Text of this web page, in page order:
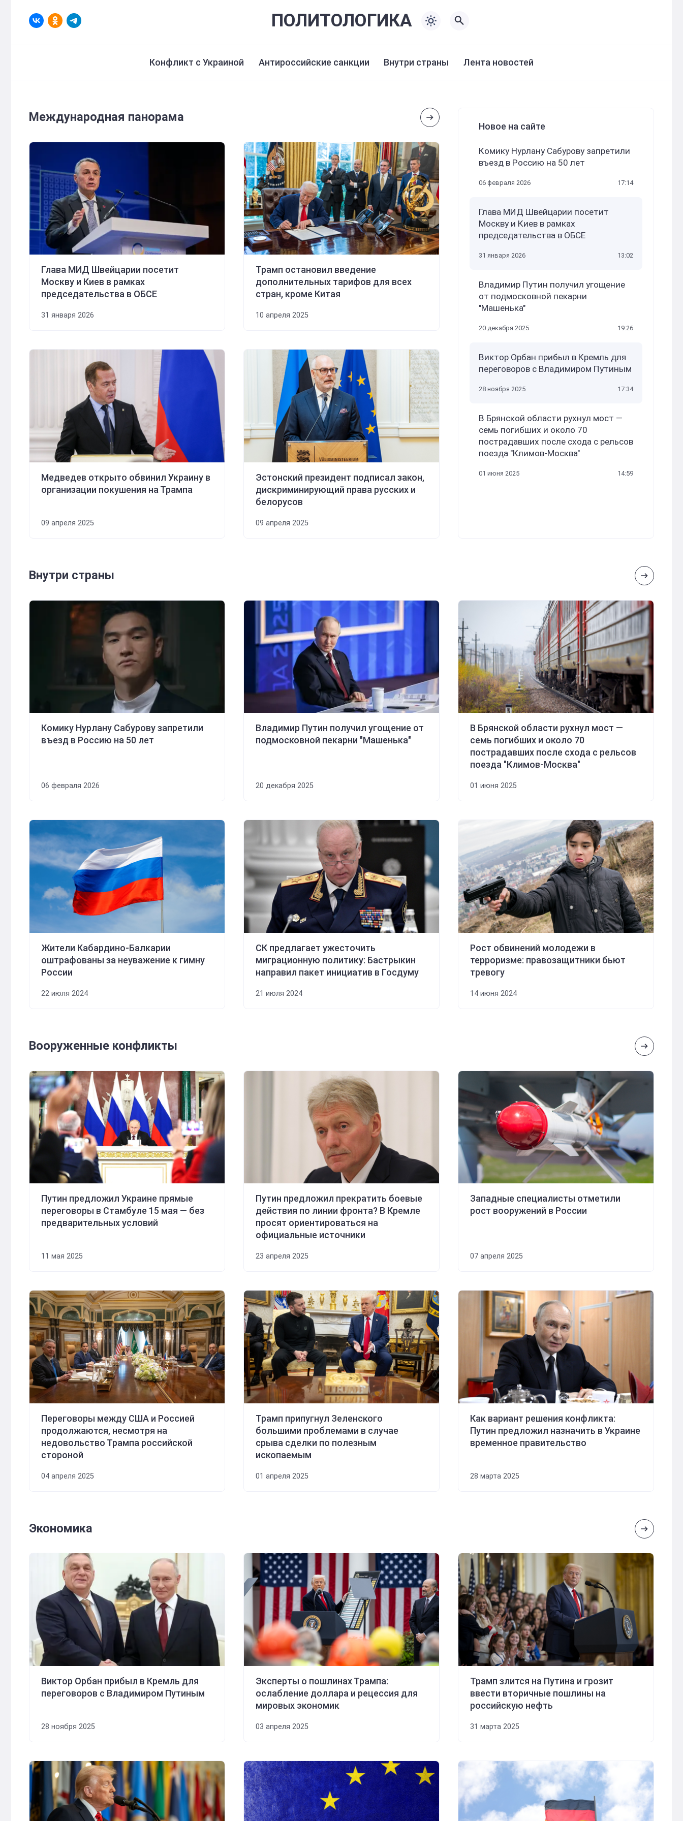
ПОЛИТОЛОГИКА
Конфликт с Украиной Антироссийские санкции Внутри страны Лента новостей
Новое на сайте
Комику Нурлану Сабурову запретили
въезд в Россию на 50 лет
06 февраля 2026 17:14
Глава МИД Швейцарии посетит
Москву и Киев в рамках
председательства в ОБСЕ
31 января 2026 13:02
Владимир Путин получил угощение
от подмосковной пекарни
"Машенька"
20 декабря 2025 19:26
Виктор Орбан прибыл в Кремль для
переговоров с Владимиром Путиным
28 ноября 2025 17:34
В Брянской области рухнул мост —
семь погибших и около 70
пострадавших после схода с рельсов
поезда "Климов-Москва"
01 июня 2025 14:59
Международная панорама
Глава МИД Швейцарии посетит
Москву и Киев в рамках
председательства в ОБСЕ
31 января 2026
Трамп остановил введение
дополнительных тарифов для всех
стран, кроме Китая
10 апреля 2025
Медведев открыто обвинил Украину в
организации покушения на Трампа
09 апреля 2025
Эстонский президент подписал закон,
дискриминирующий права русских и
белорусов
09 апреля 2025
Внутри страны
Комику Нурлану Сабурову запретили
въезд в Россию на 50 лет
06 февраля 2026
Владимир Путин получил угощение от
подмосковной пекарни "Машенька"
20 декабря 2025
В Брянской области рухнул мост —
семь погибших и около 70
пострадавших после схода с рельсов
поезда "Климов-Москва"
01 июня 2025
Жители Кабардино-Балкарии
оштрафованы за неуважение к гимну
России
22 июля 2024
СК предлагает ужесточить
миграционную политику: Бастрыкин
направил пакет инициатив в Госдуму
21 июля 2024
Рост обвинений молодежи в
терроризме: правозащитники бьют
тревогу
14 июня 2024
Вооруженные конфликты
Путин предложил Украине прямые
переговоры в Стамбуле 15 мая — без
предварительных условий
11 мая 2025
Путин предложил прекратить боевые
действия по линии фронта? В Кремле
просят ориентироваться на
официальные источники
23 апреля 2025
Западные специалисты отметили
рост вооружений в России
07 апреля 2025
Переговоры между США и Россией
продолжаются, несмотря на
недовольство Трампа российской
стороной
04 апреля 2025
Трамп припугнул Зеленского
большими проблемами в случае
срыва сделки по полезным
ископаемым
01 апреля 2025
Как вариант решения конфликта:
Путин предложил назначить в Украине
временное правительство
28 марта 2025
Экономика
Виктор Орбан прибыл в Кремль для
переговоров с Владимиром Путиным
28 ноября 2025
Эксперты о пошлинах Трампа:
ослабление доллара и рецессия для
мировых экономик
03 апреля 2025
Трамп злится на Путина и грозит
ввести вторичные пошлины на
российскую нефть
31 марта 2025